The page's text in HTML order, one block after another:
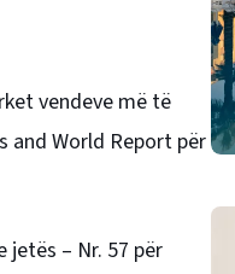
vendeve më të
and World Report për
– Nr. 57 për